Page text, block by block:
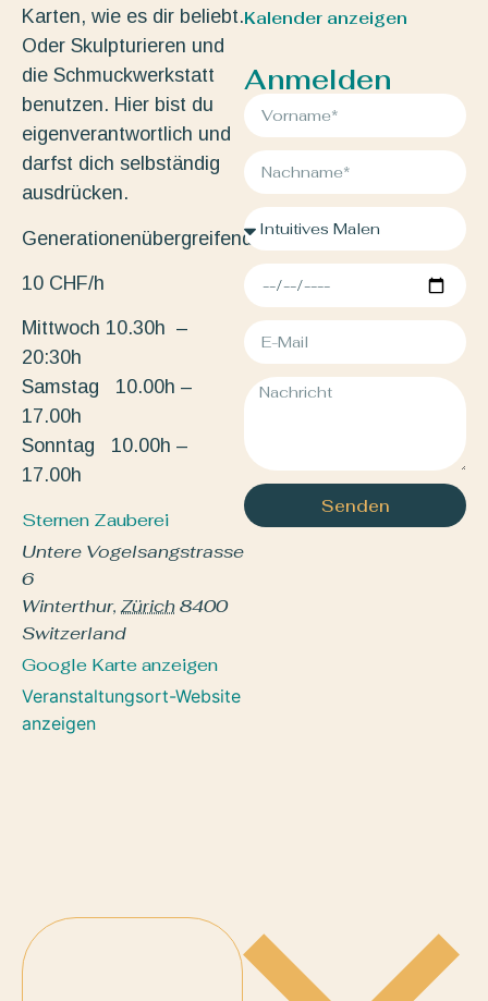
Karten, wie es dir beliebt.
Oder Skulpturieren und
die Schmuckwerkstatt
benutzen. Hier bist du
eigenverantwortlich und
darfst dich selbständig
ausdrücken.
Generationenübergreifend.
10 CHF/h
Mittwoch 10.30h –
20:30h
Samstag 10.00h –
17.00h
Sonntag 10.00h –
17.00h
Sternen Zauberei
Untere Vogelsangstrasse
6
Winterthur, Zürich8400
Switzerland
Google Karte anzeigen
Veranstaltungsort-Website
anzeigen
Kalender anzeigen
Anmelden
Senden